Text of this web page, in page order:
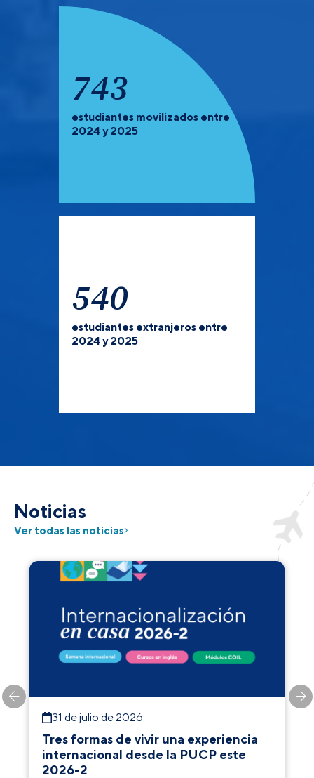
932
estudiantes movilizados entre
2024 y 2025
540
estudiantes extranjeros entre
2024 y 2025
Noticias
Ver todas las noticias
31 de julio de 2026
Tres formas de vivir una experiencia
internacional desde la PUCP este
2026-2
PREGRADO Y POSGRADO:Recuerda que debes de
verificar las universidades que tienen convocatoria